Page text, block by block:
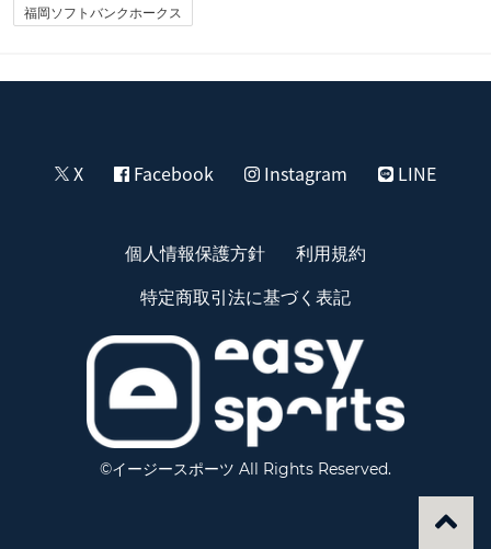
福岡ソフトバンクホークス
X Facebook Instagram LINE
個人情報保護方針
利用規約
特定商取引法に基づく表記
©イージースポーツ All Rights Reserved.